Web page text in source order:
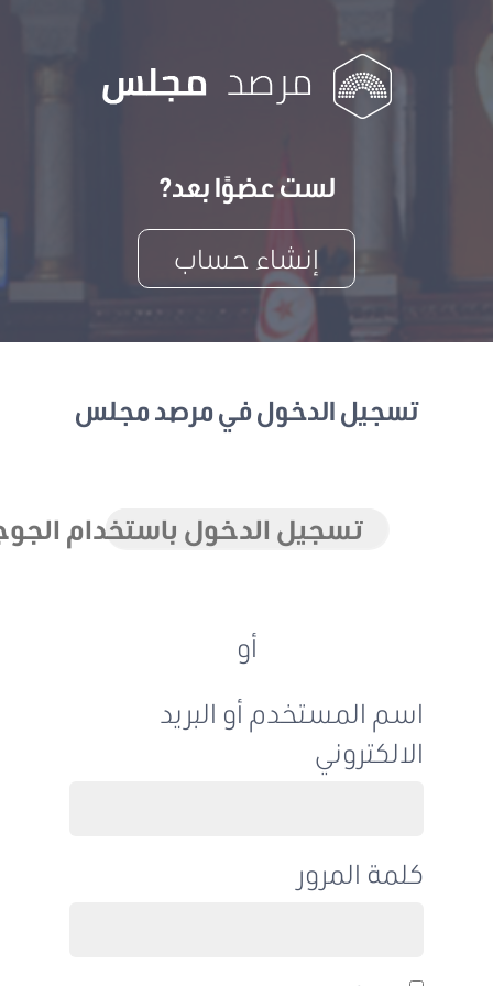
لست عضوًا بعد?
إنشاء حساب
تسجيل الدخول في مرصد مجلس
تسجيل الدخول باستخدام الجوجل
اسم المستخدم أو البريد
الالكتروني
كلمة المرور